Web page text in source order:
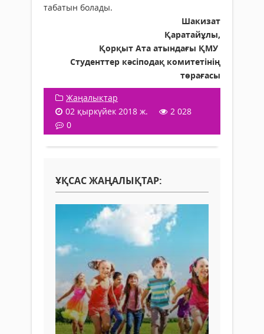
табатын болады.
Шакизат
Қаратайұлы,
Қорқыт Ата атындағы ҚМУ
Студенттер кәсіподақ комитетінің
төрағасы
Жаңалықтар
02 қыркүйек 2018 ж.
2 028
0
ҰҚСАС ЖАҢАЛЫҚТАР: